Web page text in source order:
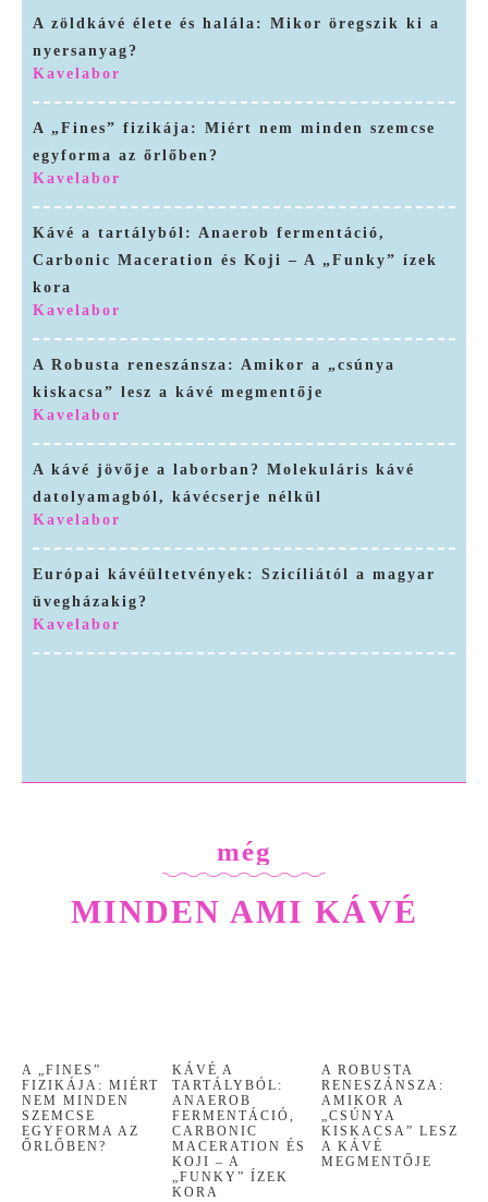
A zöldkávé élete és halála: Mikor öregszik ki a
nyersanyag?
Kavelabor
A „Fines” fizikája: Miért nem minden szemcse
egyforma az őrlőben?
Kavelabor
Kávé a tartályból: Anaerob fermentáció,
Carbonic Maceration és Koji – A „Funky” ízek
kora
Kavelabor
A Robusta reneszánsza: Amikor a „csúnya
kiskacsa” lesz a kávé megmentője
Kavelabor
A kávé jövője a laborban? Molekuláris kávé
datolyamagból, kávécserje nélkül
Kavelabor
Európai kávéültetvények: Szicíliától a magyar
üvegházakig?
Kavelabor
még
MINDEN AMI KÁVÉ
A „FINES”
FIZIKÁJA: MIÉRT
NEM MINDEN
SZEMCSE
EGYFORMA AZ
ŐRLŐBEN?
KÁVÉ A
TARTÁLYBÓL:
ANAEROB
FERMENTÁCIÓ,
CARBONIC
MACERATION ÉS
KOJI – A
„FUNKY” ÍZEK
KORA
A ROBUSTA
RENESZÁNSZA:
AMIKOR A
„CSÚNYA
KISKACSA” LESZ
A KÁVÉ
MEGMENTŐJE